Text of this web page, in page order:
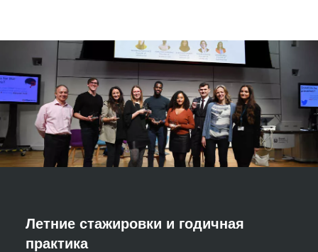
Летние стажировки и годичная
практика